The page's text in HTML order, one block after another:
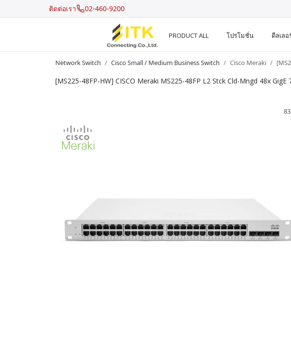
ติดต่อเรา 02-460-9200
PRODUCT ALL โปรโมชั่น ดีลเลอ
Network Switch Cisco Small / Medium Business Switch Cisco Meraki
[MS225-48FP-HW] CISCO Meraki MS225-48FP L2 Stck Cld-Mngd 48x GigE